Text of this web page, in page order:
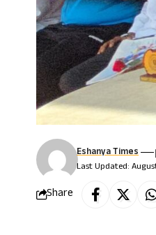
Last Updated:
Eshanya Times
Share